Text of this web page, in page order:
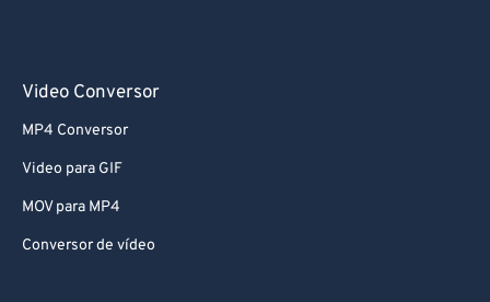
Video Conversor
MP4 Conversor
Video para GIF
MOV para MP4
Conversor de vídeo